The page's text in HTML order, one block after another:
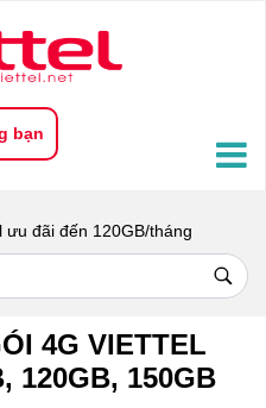
nhận data khủng 2024
bạn
đãi đến 120GB/tháng
4G VIETTEL
120GB, 150GB